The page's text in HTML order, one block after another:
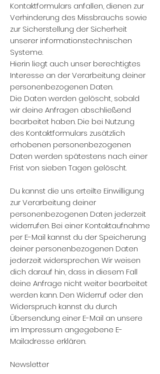
Kontaktformulars anfallen, dienen zur
Verhinderung des Missbrauchs sowie
zur Sicherstellung der Sicherheit
unserer informationstechnischen
Systeme.
Hierin liegt auch unser berechtigtes
Interesse an der Verarbeitung deiner
personenbezogenen Daten.
Die Daten werden gelöscht, sobald
wir deine Anfragen abschließend
bearbeitet haben. Die bei Nutzung
des Kontaktformulars zusätzlich
erhobenen personenbezogenen
Daten werden spätestens nach einer
Frist von sieben Tagen gelöscht.
Du kannst die uns erteilte Einwilligung
zur Verarbeitung deiner
personenbezogenen Daten jederzeit
widerrufen. Bei einer Kontaktaufnahme
per E-Mail kannst du der Speicherung
deiner personenbezogenen Daten
jederzeit widersprechen. Wir weisen
dich darauf hin, dass in diesem Fall
deine Anfrage nicht weiter bearbeitet
werden kann. Den Widerruf oder den
Widerspruch kannst du durch
Übersendung einer E-Mail an unsere
im Impressum angegebene E-
Mailadresse erklären.
Newsletter